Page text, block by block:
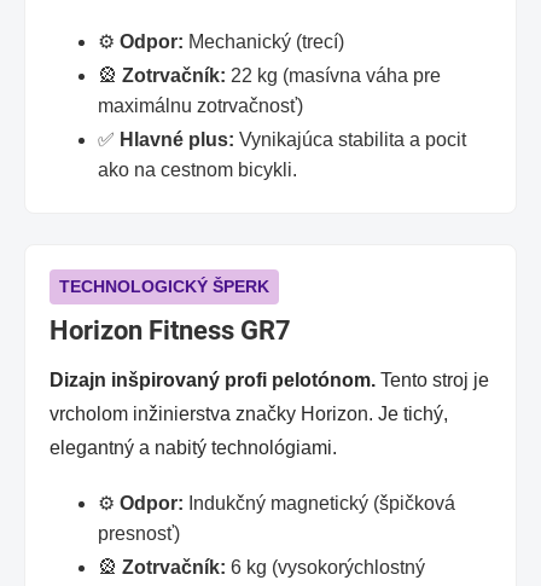
⚙️ Odpor: Mechanický (trecí)
🎡 Zotrvačník: 22 kg (masívna váha pre
maximálnu zotrvačnosť)
✅ Hlavné plus: Vynikajúca stabilita a pocit
ako na cestnom bicykli.
TECHNOLOGICKÝ ŠPERK
Horizon Fitness GR7
Dizajn inšpirovaný profi pelotónom. Tento stroj je
vrcholom inžinierstva značky Horizon. Je tichý,
elegantný a nabitý technológiami.
⚙️ Odpor: Indukčný magnetický (špičková
presnosť)
🎡 Zotrvačník: 6 kg (vysokorýchlostný